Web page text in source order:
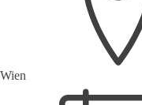
Wien